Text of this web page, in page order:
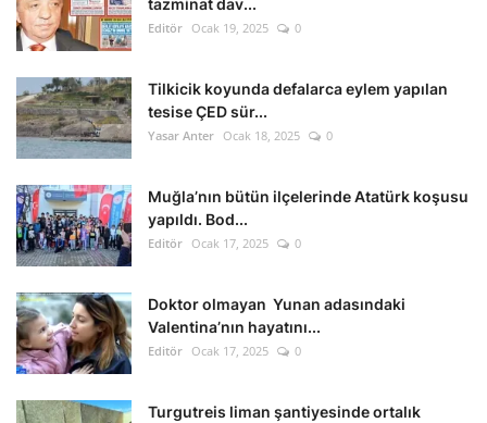
tazminat dav...
Editör Ocak 19, 2025 0
Tilkicik koyunda defalarca eylem yapılan
tesise ÇED sür...
Yasar Anter Ocak 18, 2025 0
Muğla’nın bütün ilçelerinde Atatürk koşusu
yapıldı. Bod...
Editör Ocak 17, 2025 0
Doktor olmayan Yunan adasındaki
Valentina’nın hayatını...
Editör Ocak 17, 2025 0
Turgutreis liman şantiyesinde ortalık